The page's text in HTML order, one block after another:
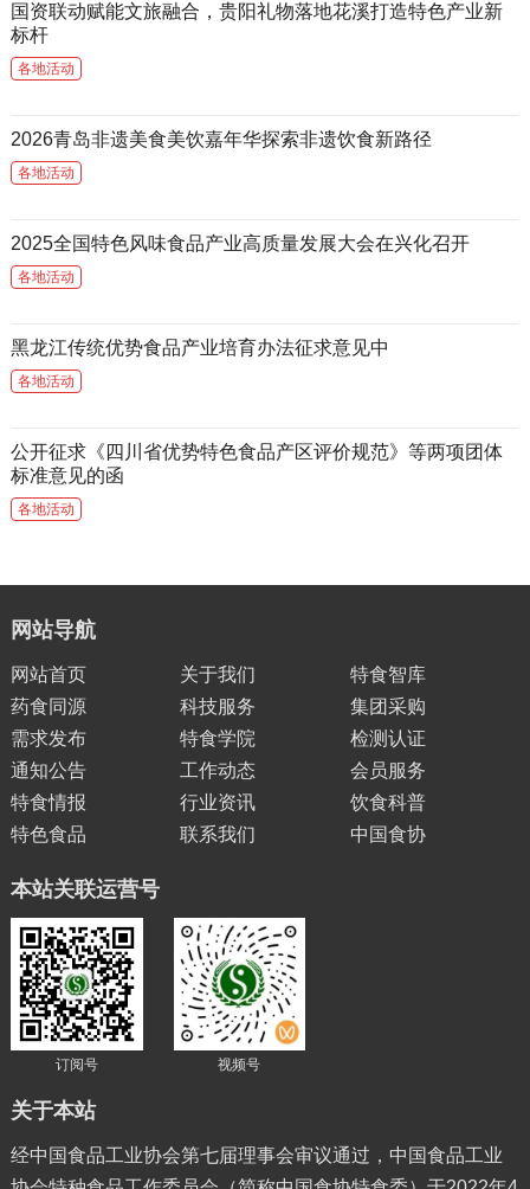
国资联动赋能文旅融合，贵阳礼物落地花溪打造特色产业新
标杆
各地活动
2026青岛非遗美食美饮嘉年华探索非遗饮食新路径
各地活动
2025全国特色风味食品产业高质量发展大会在兴化召开
各地活动
黑龙江传统优势食品产业培育办法征求意见中
各地活动
公开征求《四川省优势特色食品产区评价规范》等两项团体
标准意见的函
各地活动
网站导航
网站首页 关于我们
特食智库
药食同源
科技服务
集团采购
需求发布
特食学院
检测认证
通知公告
工作动态
会员服务
特食情报
行业资讯
饮食科普
特色食品
联系我们 中国食协
本站关联运营号
订阅号 视频号
关于本站
经中国食品工业协会第七届理事会审议通过，中国食品工业